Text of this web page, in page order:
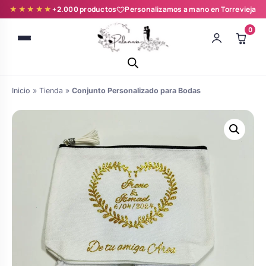
★★★★★+2.000 productos Personalizamos a mano en Torrevieja
0
novia y zapatillas
personalizadas
de boda
Árboles de Huellas para Primera
Comunión
Batas de comunión personalizadas
para niña
Inicio » Tienda » Conjunto Personalizado para Bodas